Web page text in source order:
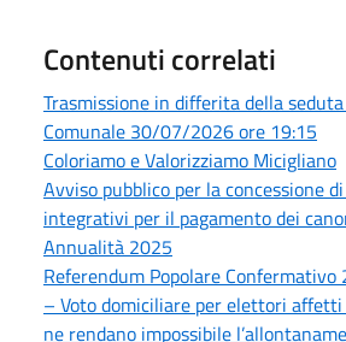
Contenuti correlati
Trasmissione in differita della
Comunale 30/07/2026 ore 19:15
Coloriamo e Valorizziamo Micigliano
Avviso pubblico per la concessione
integrativi per il pagamento dei
Annualità 2025
Referendum Popolare
– Voto domiciliare per elettori
ne rendano impossibile